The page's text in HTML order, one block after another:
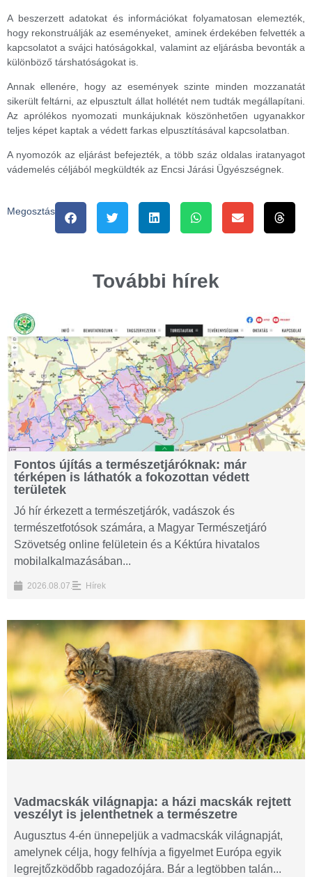
A beszerzett adatokat és információkat folyamatosan elemezték,
hogy rekonstruálják az eseményeket, aminek érdekében felvették a
kapcsolatot a svájci hatóságokkal, valamint az eljárásba bevonták a
különböző társhatóságokat is.
Annak ellenére, hogy az események szinte minden mozzanatát
sikerült feltárni, az elpusztult állat hollétét nem tudták megállapítani.
Az aprólékos nyomozati munkájuknak köszönhetően ugyanakkor
teljes képet kaptak a védett farkas elpusztításával kapcsolatban.
A nyomozók az eljárást befejezték, a több száz oldalas iratanyagot
vádemelés céljából megküldték az Encsi Járási Ügyészségnek.
Megosztás
További hírek
Fontos újítás a természetjáróknak: már
térképen is láthatók a fokozottan védett
területek
Jó hír érkezett a természetjárók, vadászok és
természetfotósok számára, a Magyar Természetjáró
Szövetség online felületein és a Kéktúra hivatalos
mobilalkalmazásában...
2026.08.07. Hírek
Vadmacskák világnapja: a házi macskák rejtett
veszélyt is jelenthetnek a természetre
Augusztus 4-én ünnepeljük a vadmacskák világnapját,
amelynek célja, hogy felhívja a figyelmet Európa egyik
legrejtőzködőbb ragadozójára. Bár a legtöbben talán...